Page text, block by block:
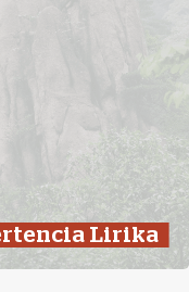
Lirika